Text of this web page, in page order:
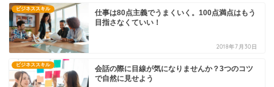
ビジネススキル
仕事は80点主義でうまくいく。100点満点はもう
目指さなくていい！
2018年7月30日
ビジネススキル
会話の際に目線が気になりませんか？3つのコツ
で自然に見せよう